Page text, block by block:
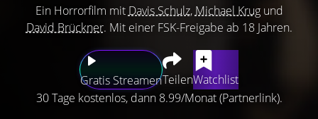
Ein Horrorfilm mit Davis Schulz, Michael Krugund
David Brückner. Mit einer FSK-Freigabe ab 18 Jahren.
Gratis StreamenTeilenWatchlist
30 Tage kostenlos, dann 8.99/Monat (Partnerlink).